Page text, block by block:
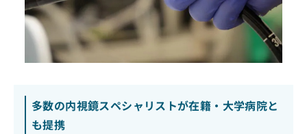
多数の内視鏡スペシャリストが在籍・大学病院と
も提携